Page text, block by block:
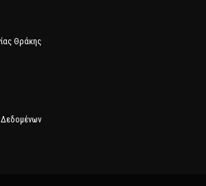
Θράκης
Δεδομένων